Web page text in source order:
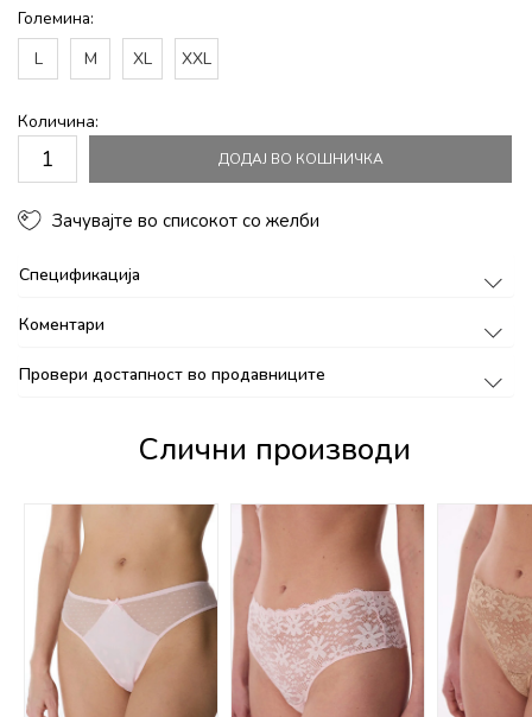
Големина:
L
M XL XXL
Количина:
ДОДАЈ ВО КОШНИЧКА
Зачувајте во списокот со желби
Спецификација
Коментари
Провери достапност во продавниците
Слични производи